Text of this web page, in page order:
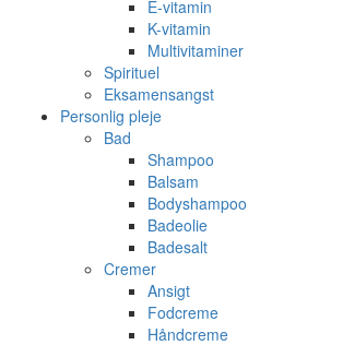
E-vitamin
K-vitamin
Multivitaminer
Spirituel
Eksamensangst
Personlig pleje
Bad
Shampoo
Balsam
Bodyshampoo
Badeolie
Badesalt
Cremer
Ansigt
Fodcreme
Håndcreme